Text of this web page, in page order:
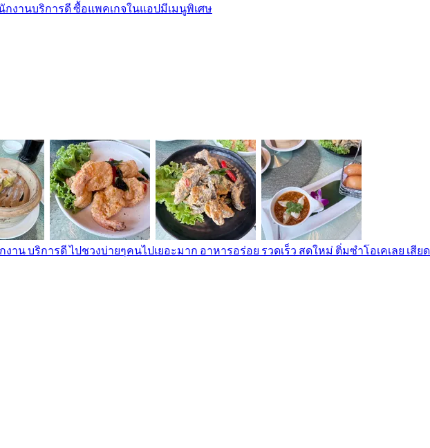
งานบริการดี ซื้อแพคเกจในแอปมีเมนูพิเศษ
าน บริการดี ไปชวงบ่ายๆคนไปเยอะมาก อาหารอร่อย รวดเร็ว สดใหม่ ติ่มซำโอเคเลย เสีย